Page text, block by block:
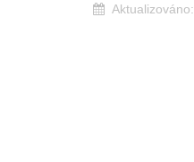
Aktualizováno: